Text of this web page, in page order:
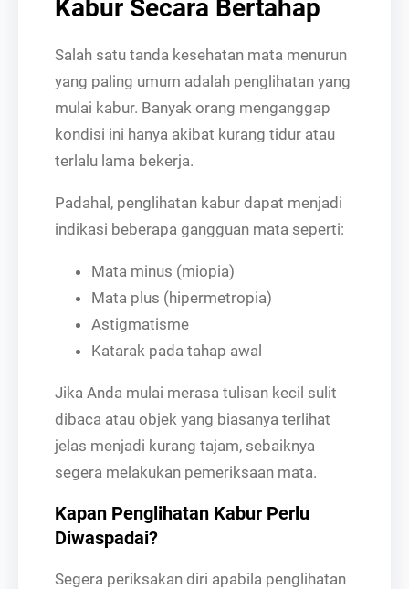
Kabur Secara Bertahap
Salah satu tanda kesehatan mata menurun
yang paling umum adalah penglihatan yang
mulai kabur. Banyak orang menganggap
kondisi ini hanya akibat kurang tidur atau
terlalu lama bekerja.
Padahal, penglihatan kabur dapat menjadi
indikasi beberapa gangguan mata seperti:
Mata minus (miopia)
Mata plus (hipermetropia)
Astigmatisme
Katarak pada tahap awal
Jika Anda mulai merasa tulisan kecil sulit
dibaca atau objek yang biasanya terlihat
jelas menjadi kurang tajam, sebaiknya
segera melakukan pemeriksaan mata.
Kapan Penglihatan Kabur Perlu
Diwaspadai?
Segera periksakan diri apabila penglihatan